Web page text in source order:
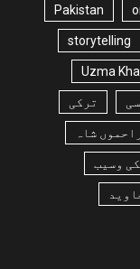
Pakistan
storytelling
Uzma
ترکی
راحموں شاہ
وسیب